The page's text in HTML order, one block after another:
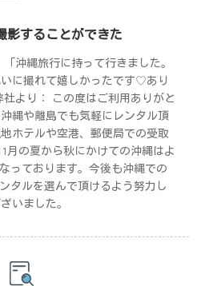
影することができた
沖縄旅行に持って行きました。
に撮れて嬉しかったです♡あり
より： この度はご利用ありがと
縄や離島でも気軽にレンタル頂
ホテルや空港、郵便局での受取
月の夏から秋にかけての沖縄はよ
っております。今後も沖縄での
タルを選んで頂けるよう努力し
いました。